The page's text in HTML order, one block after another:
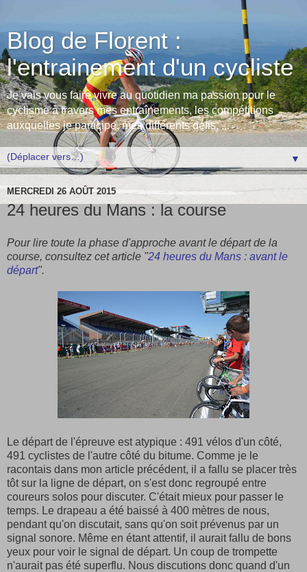
Blog de Florent :
l'entrainement d'un cycliste
Je vais vous faire vivre au quotidien ma passion pour le
cyclisme à travers mes entraînements, les compétitions
auxquelles je participe, mes différents défis, ...
▼
MERCREDI 26 AOÛT 2015
24 heures du Mans : la course
Pour lire toute la phase d'approche avant le départ de la
course, consultez cet article "24 heures du Mans : avant le
départ".
Le départ de l'épreuve est atypique : 491 vélos d'un côté,
491 cyclistes de l'autre côté du bitume. Comme je le
racontais dans mon article précédent, il a fallu se placer très
tôt sur la ligne de départ, on s'est donc regroupé entre
coureurs solos pour discuter. C'était mieux pour passer le
temps. Le drapeau a été baissé à 400 mètres de nous,
pendant qu'on discutait, sans qu'on soit prévenus par un
signal sonore. Même en étant attentif, il aurait fallu de bons
yeux pour voir le signal de départ. Un coup de trompette
n'aurait pas été superflu. Nous discutions donc quand d'un